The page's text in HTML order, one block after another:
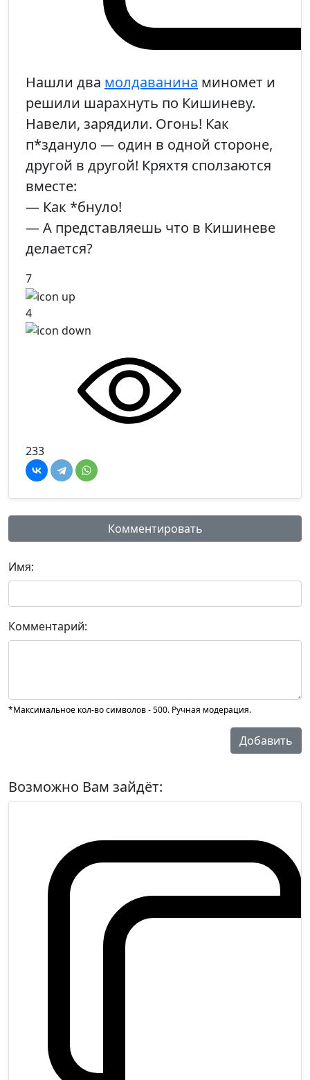
Нашли два молдаванина миномет и
решили шарахнуть по Кишиневу.
Навели, зарядили. Огонь! Как
п*здануло — один в одной стороне,
другой в другой! Кряхтя сползаются
вместе:
— Как *бнуло!
— А представляешь что в Кишиневе
делается?
7
4
233
Комментировать
Имя:
Комментарий:
*Максимальное кол-во символов - 500. Ручная модерация.
Добавить
Возможно Вам зайдёт: